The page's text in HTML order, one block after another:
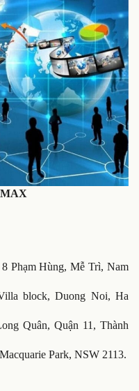
Phạm Hùng, Mễ Trì, Nam
block, Duong Noi, Ha
Quân, Quận 11, Thành
Park, NSW 2113.